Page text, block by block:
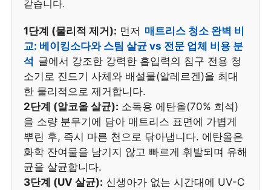
같습니다.
1단계 (물리적 제거): 먼저 매트리스 청소 완벽 비
교: 베이킹소다와 스팀 살균 vs 전문 업체 비용 분
석 글에서 강조한 강력한 흡입력의 침구 전용 청
소기로 진드기 사체와 배설물(알레르겐)을 최대
한 물리적으로 제거합니다.
2단계 (알코올 살균): 소독용 에탄올(70% 희석)
을 소량 분무기에 담아 매트리스 표면에 가볍게
뿌린 후, 즉시 마른 천으로 닦아냅니다. 에탄올은
화학 잔여물을 남기지 않고 빠르게 휘발되며 유해
균을 살균합니다.
3단계 (UV 살균): 신생아가 없는 시간대에 UV-C